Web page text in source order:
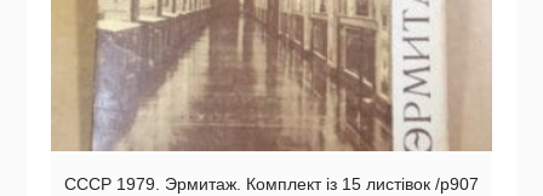
СССР 1979. Эрмитаж. Комплект із 15 листівок /р907